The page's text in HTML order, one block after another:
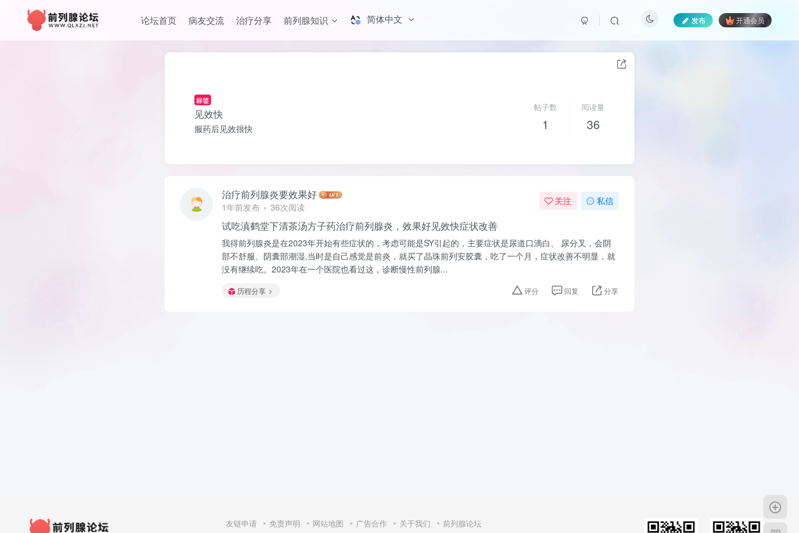
论坛首页 病友交流 治疗分享 前列腺知识 简体中文 发布 开通会员
标签
见效快
服药后见效很快
帖子数
1
阅读量
36
治疗前列腺炎要效果好
1年前发布 36次阅读
关注 私信
试吃滇鹤堂下清茶汤方子药治疗前列腺炎，效果好见效快症状改善
我得前列腺炎是在2023年开始有些症状的，考虑可能是SY引起的，主要症状是尿道口滴白、 尿分叉，会阴
部不舒服、阴囊部潮湿,当时是自己感觉是前炎，就买了晶珠前列安胶囊，吃了一个月，症状改善不明显，就
没有继续吃。2023年在一个医院也看过这，诊断慢性前列腺...
历程分享 评分 回复 分享
友链申请 免责声明 网站地图 广告合作 关于我们 前列腺论坛